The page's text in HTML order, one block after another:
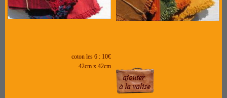
coton les 6 : 10€
42cm x 42cm